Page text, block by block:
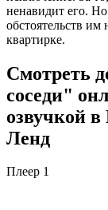
ненавидит его.
обстоятельств им
квартирке.
Смотреть
соседи"
озвучкой
Ленд
Плеер 1